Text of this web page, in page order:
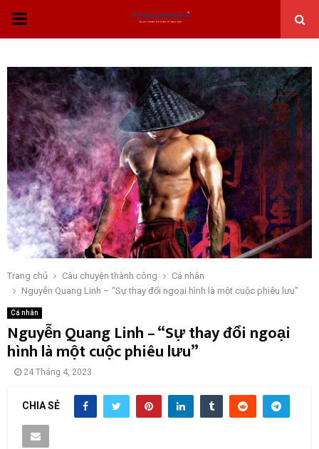
THỰC
CHÍNH
Trang chủ Câu chuyện thành công
Cá nhân
Nguyễn Quang Linh – “Sự thay đổi ngoại hình là một cuộc phiêu lưu”
Cá nhân
Nguyễn Quang Linh – “Sự thay đổi ngoại
hình là một cuộc phiêu lưu”
24 Tháng 4, 2023
CHIA SẺ